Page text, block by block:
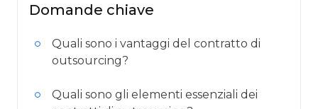
Domande chiave
Quali sono i vantaggi del contratto di
outsourcing?
Quali sono gli elementi essenziali dei